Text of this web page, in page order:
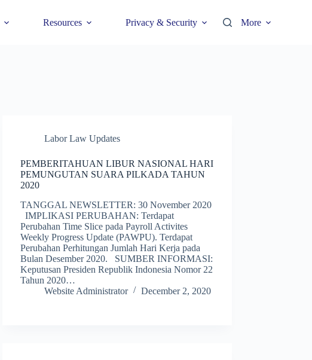
Resources Privacy & Security More
Labor Law Updates
PEMBERITAHUAN LIBUR NASIONAL HARI
PEMUNGUTAN SUARA PILKADA TAHUN
2020
TANGGAL NEWSLETTER: 30 November 2020
IMPLIKASI PERUBAHAN: Terdapat
Perubahan Time Slice pada Payroll Activites
Weekly Progress Update (PAWPU). Terdapat
Perubahan Perhitungan Jumlah Hari Kerja pada
Bulan Desember 2020. SUMBER INFORMASI:
Keputusan Presiden Republik Indonesia Nomor 22
Tahun 2020…
Website Administrator
December 2, 2020